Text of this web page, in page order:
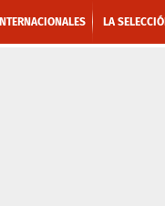
INTERNACIONALES LA